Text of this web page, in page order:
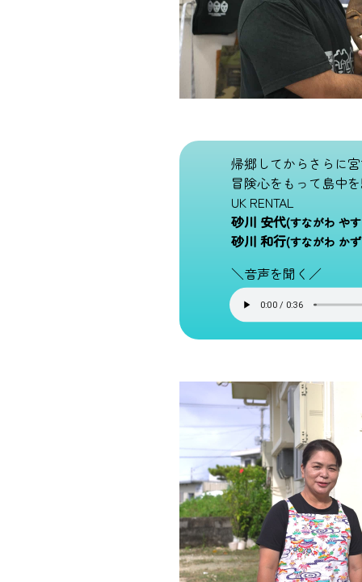
帰郷してからさらに
冒険心をもって島中
UK RENTAL
砂川 安代(すながわ や
砂川 和行(すながわ か
＼音声を聞く／